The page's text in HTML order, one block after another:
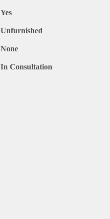
Yes
Unfurnished
None
In Consultation